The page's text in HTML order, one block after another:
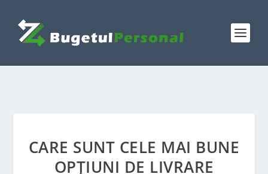
CARE SUNT CELE MAI BUNE
OPȚIUNI DE LIVRARE